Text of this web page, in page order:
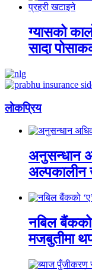
ग्यासको
सादा
लाेकप्रिय
अनुसन्धान
अल्पकालीन
नबिल बैंकको
मजबुतीमा